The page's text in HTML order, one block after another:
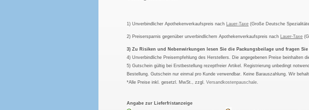
1) Unverbindlicher Apothekenverkaufspreis nach Lauer-Taxe (Große Deutsche
2) Preisersparnis gegenüber unverbindlichem Apothekenverkaufspreis nach Lauer-Taxe
3) Zu Risiken und Nebenwirkungen lesen Sie die Packungsbeilage und fragen
4) Unverbindliche Preisempfehlung des Herstellers. Die angegebenen Preise beinhalten
5) Gutschein gültig bei Erstbestellung rezeptfreier Artikel. Registrierung unbedingt
Bestellung. Gutschein nur einmal pro Kunde verwendbar. Keine Barauszahlung. Wir
*Alle Preise inkl. gesetzl. MwSt., zzgl.Versandkostenpauschale.
Angabe zur Lieferfristanzeige